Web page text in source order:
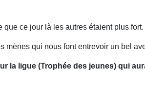
ce jour là les autres étaient plus fort.
qui nous font entrevoir un bel
la ligue (Trophée des jeunes) qui